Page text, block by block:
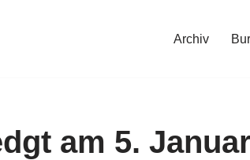
Archiv
am 5.